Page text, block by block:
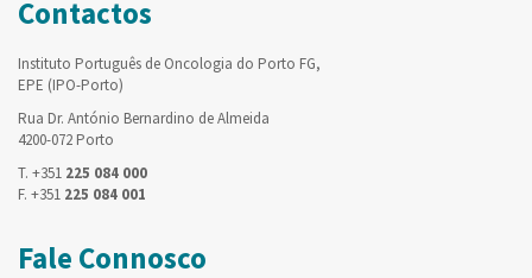
Contactos
Instituto Português de Oncologia do Porto FG,
EPE (IPO-Porto)
Rua Dr. António Bernardino de Almeida
4200-072 Porto
T. +351 225 084 000
F. +351 225 084 001
Fale Connosco